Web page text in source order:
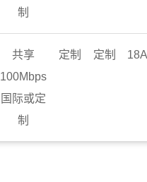
制
共享
100Mbps
国际或定
制
定制 定制